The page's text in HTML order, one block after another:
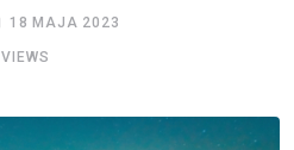
18 MAJA 2023
VIEWS